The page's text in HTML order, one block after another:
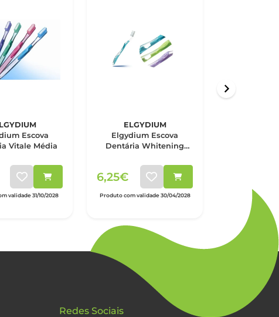
Escova
Vitale Média
validade 31/10/2028
ELGYDIUM
Elgydium Escova
Dentária Whitening
6,25€
Produto com validade 30/04/2028 Produto com
Redes Sociais